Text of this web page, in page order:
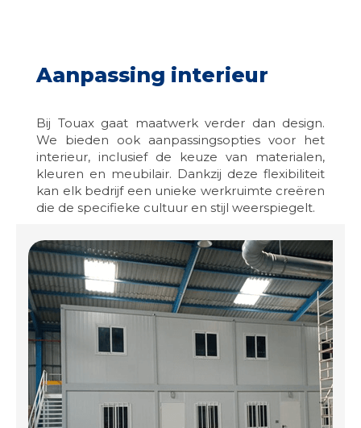
Aanpassing interieur
Bij Touax gaat maatwerk verder dan design.
We bieden ook aanpassingsopties voor het
interieur, inclusief de keuze van materialen,
kleuren en meubilair. Dankzij deze flexibiliteit
kan elk bedrijf een unieke werkruimte creëren
die de specifieke cultuur en stijl weerspiegelt.